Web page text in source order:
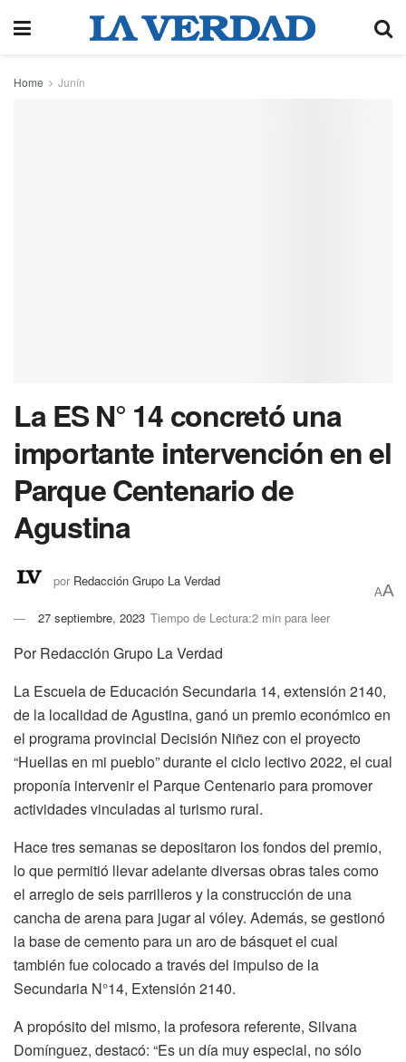
Home Junín
La ES N° 14 concretó una
importante intervención en el
Parque Centenario de
Agustina
por Redacción Grupo La Verdad
27 septiembre, 2023 Tiempo de Lectura:2 min para leer
AA
Por Redacción Grupo La Verdad
La Escuela de Educación Secundaria 14, extensión 2140,
de la localidad de Agustina, ganó un premio económico en
el programa provincial Decisión Niñez con el proyecto
“Huellas en mi pueblo” durante el ciclo lectivo 2022, el cual
proponía intervenir el Parque Centenario para promover
actividades vinculadas al turismo rural.
Hace tres semanas se depositaron los fondos del premio,
lo que permitió llevar adelante diversas obras tales como
el arreglo de seis parrilleros y la construcción de una
cancha de arena para jugar al vóley. Además, se gestionó
la base de cemento para un aro de básquet el cual
también fue colocado a través del impulso de la
Secundaria N°14, Extensión 2140.
A propósito del mismo, la profesora referente, Silvana
Domínguez, destacó: “Es un día muy especial, no sólo